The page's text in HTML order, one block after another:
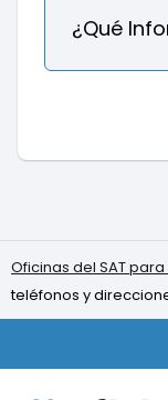
¿Qué
Oficinas del SAT para
teléfonos y